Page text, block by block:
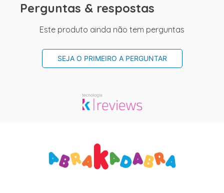
Perguntas & respostas
Este produto ainda não tem perguntas
SEJA O PRIMEIRO A PERGUNTAR